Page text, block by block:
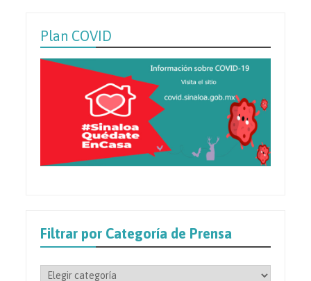
Plan COVID
Filtrar por Categoría de Prensa
Filtrar